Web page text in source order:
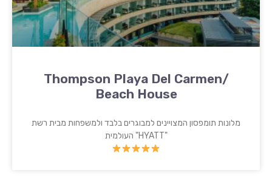
Thompson Playa Del Carmen/
Beach House
מלונות תומפסון המצויינים למבוגרים בלבד ולמשפחות מבית רשת
"HYATT" העולמית